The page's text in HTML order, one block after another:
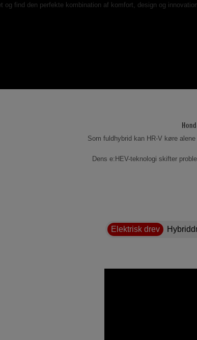
find den perfekte kombination af komfort, design og
Som fuldhybrid kan HR-V køre
Dens e:HEV-teknologi skifter
Elektrisk drev